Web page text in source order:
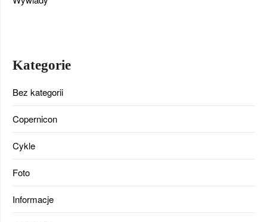
Kategorie
Bez kategorii
Copernicon
Cykle
Foto
Informacje